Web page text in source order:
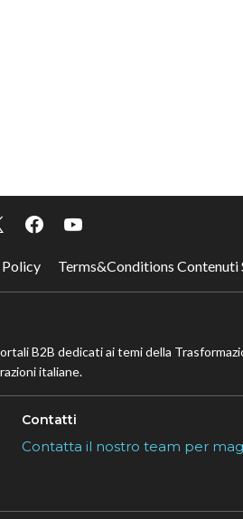
Terms&Conditions Contenuti
B2B dedicati ai temi della
italiane.
Contatti
Contatta il nostro team per